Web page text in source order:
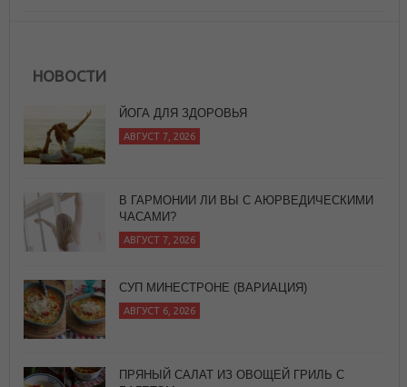
НОВОСТИ
ЧАСАМИ?
СУП МИНЕСТРОНЕ (ВАРИАЦИЯ)
АВГУСТ 6, 2026
БАГЕТОМ